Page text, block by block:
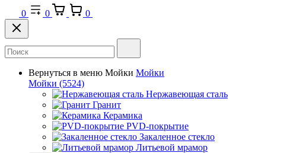
0 0 0
Вернуться в меню Мойки Мойки
Мойки (5524)
Нержавеющая сталь
Гранит
Керамика
PVD-покрытие
Закаленное стекло
Литьевой мрамор